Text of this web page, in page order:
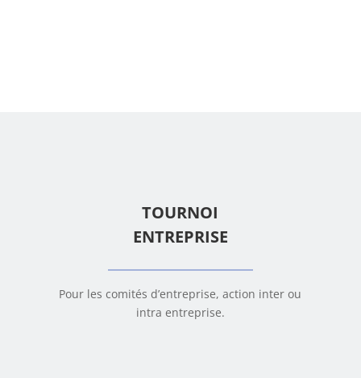
TOURNOI
ENTREPRISE
Pour les comités d’entreprise, action inter ou
intra entreprise.